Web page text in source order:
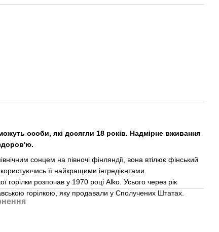
особи, які досягли 18 років. Надмірне вживання
сонцем на півночі фінляндії, вона втілює фінський
її найкращими інгредієнтами.
горілки розпочав у 1970 році Alko. Усього через рік
горілкою, яку продавали у Сполучених Штатах.